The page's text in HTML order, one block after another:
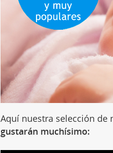
Aquí nuestra selección
gustarán muchísimo: